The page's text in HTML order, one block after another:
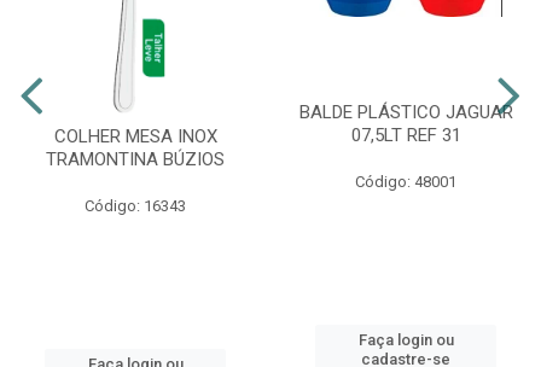
COLHER MESA INOX
TRAMONTINA BÚZIOS
Código: 16343
BALDE PLÁSTICO JAGUAR
07,5LT REF 31
Código: 48001
Faça login ou
cadastre-se